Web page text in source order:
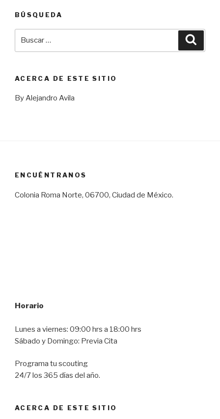
BÚSQUEDA
ACERCA DE ESTE SITIO
By Alejandro Avila
ENCUÉNTRANOS
Colonia Roma Norte, 06700, Ciudad de México.
Horario
Lunes a viernes: 09:00 hrs a 18:00 hrs
Sábado y Domingo: Previa Cita
Programa tu scouting
24/7 los 365 días del año.
ACERCA DE ESTE SITIO